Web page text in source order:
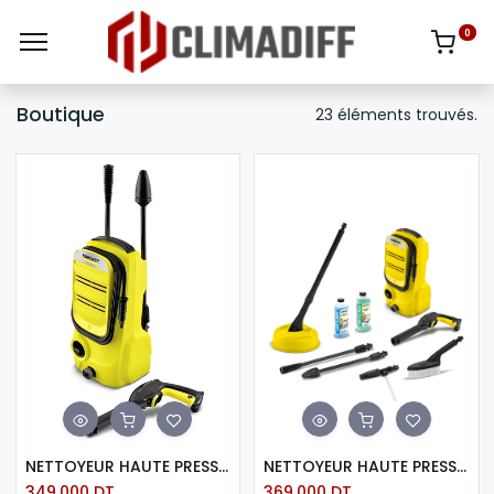
0
Boutique 23 éléments trouvés.
NETTOYEUR HAUTE PRESSION KÄRCHER K2 COMPACT 1400W - NOIR & JAUNE
NETTOYEUR HAUTE PRESSION K2 COMPACT CAR KARCHER